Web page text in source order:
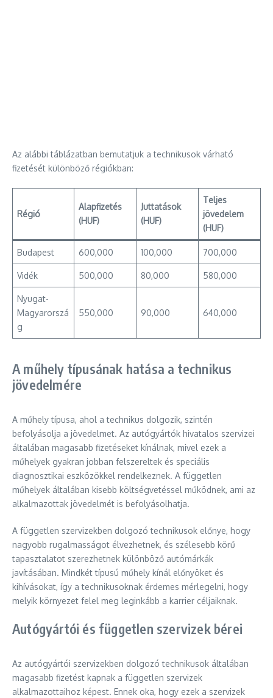
Az alábbi táblázatban bemutatjuk a technikusok várható
fizetését különböző régiókban:
Régió
Alapfizetés
(HUF)
Juttatások
(HUF)
Teljes
jövedelem
(HUF)
Budapest 600,000 100,000 700,000
Vidék 500,000 80,000 580,000
Nyugat-
Magyarorszá
g
550,000 90,000 640,000
A műhely típusának hatása a technikus
jövedelmére
A műhely típusa, ahol a technikus dolgozik, szintén
befolyásolja a jövedelmet. Az autógyártók hivatalos szervizei
általában magasabb fizetéseket kínálnak, mivel ezek a
műhelyek gyakran jobban felszereltek és speciális
diagnosztikai eszközökkel rendelkeznek. A független
műhelyek általában kisebb költségvetéssel működnek, ami az
alkalmazottak jövedelmét is befolyásolhatja.
A független szervizekben dolgozó technikusok előnye, hogy
nagyobb rugalmasságot élvezhetnek, és szélesebb körű
tapasztalatot szerezhetnek különböző autómárkák
javításában. Mindkét típusú műhely kínál előnyöket és
kihívásokat, így a technikusoknak érdemes mérlegelni, hogy
melyik környezet felel meg leginkább a karrier céljaiknak.
Autógyártói és független szervizek bérei
Az autógyártói szervizekben dolgozó technikusok általában
magasabb fizetést kapnak a független szervizek
alkalmazottaihoz képest. Ennek oka, hogy ezek a szervizek